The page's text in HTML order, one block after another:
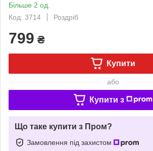
Більше 2 од.
Код: 3714
Роздріб
799 ₴
Купити
або
Купити з
Що таке купити з Пром?
Замовлення під захистом